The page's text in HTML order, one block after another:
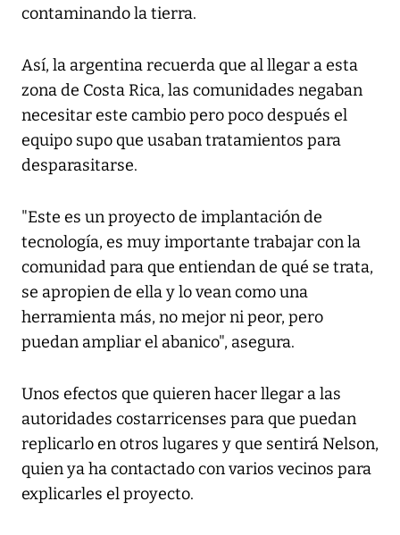
contaminando la tierra.
Así, la argentina recuerda que al llegar a esta
zona de Costa Rica, las comunidades negaban
necesitar este cambio pero poco después el
equipo supo que usaban tratamientos para
desparasitarse.
"Este es un proyecto de implantación de
tecnología, es muy importante trabajar con la
comunidad para que entiendan de qué se trata,
se apropien de ella y lo vean como una
herramienta más, no mejor ni peor, pero
puedan ampliar el abanico", asegura.
Unos efectos que quieren hacer llegar a las
autoridades costarricenses para que puedan
replicarlo en otros lugares y que sentirá Nelson,
quien ya ha contactado con varios vecinos para
explicarles el proyecto.